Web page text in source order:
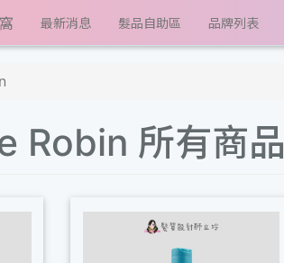
最新消息 髮品自助區 品牌列表
Robin 所有商品